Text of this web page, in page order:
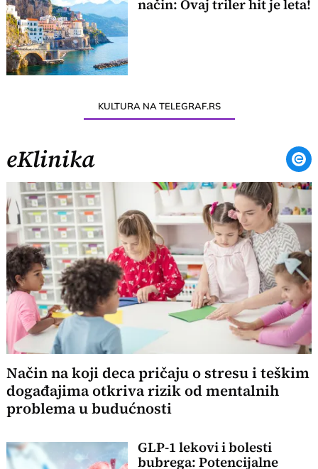
način: Ovaj triler hit je leta!
KULTURA NA TELEGRAF.RS
eKlinika
Način na koji deca pričaju o stresu i teškim
događajima otkriva rizik od mentalnih
problema u budućnosti
GLP-1 lekovi i bolesti
bubrega: Potencijalne